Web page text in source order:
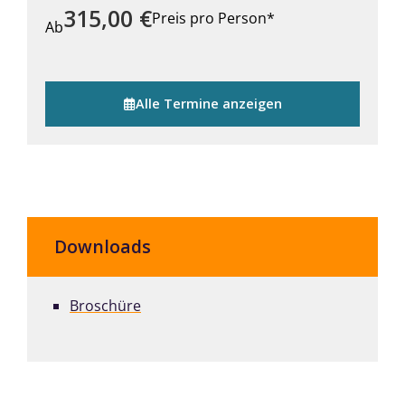
Ab315,00 €Preis pro Person*
Alle Termine anzeigen
Downloads
Broschüre